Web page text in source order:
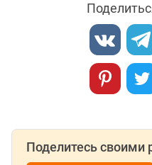
Поделитесь своими